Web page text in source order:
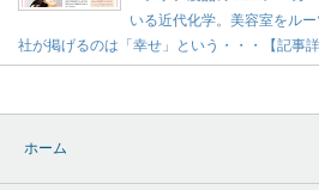
いる近代化学。美容室をル
社が掲げるのは「幸せ」という・・・【記事詳
ホーム